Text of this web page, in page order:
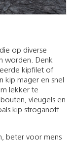
op diverse
worden. Denk
kipfilet of
kip mager en snel
lekker te
vleugels en
kip stroganoff
beter voor mens